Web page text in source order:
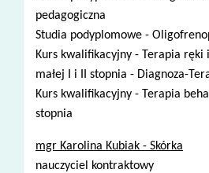
pedagogiczna
Studia podyplomowe -
Kurs kwalifikacyjny - Terapia ręki
małej I i II stopnia - Diagnoza-
Kurs kwalifikacyjny - Terapia
stopnia
mgr Karolina Kubiak - Skórka
nauczyciel kontraktowy